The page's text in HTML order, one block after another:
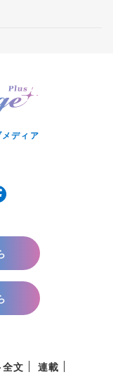
ディア
全文
連載